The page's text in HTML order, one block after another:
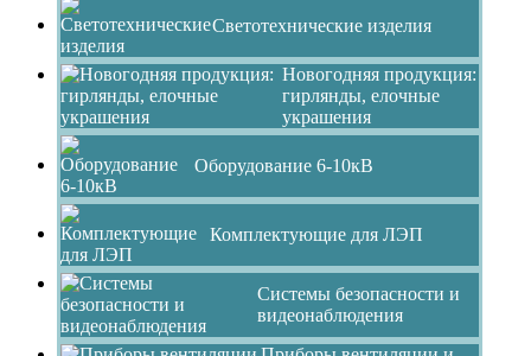
Светотехнические изделия
Новогодняя продукция:
гирлянды, елочные
украшения
Оборудование 6-10кВ
Комплектующие для ЛЭП
Системы безопасности и
видеонаблюдения